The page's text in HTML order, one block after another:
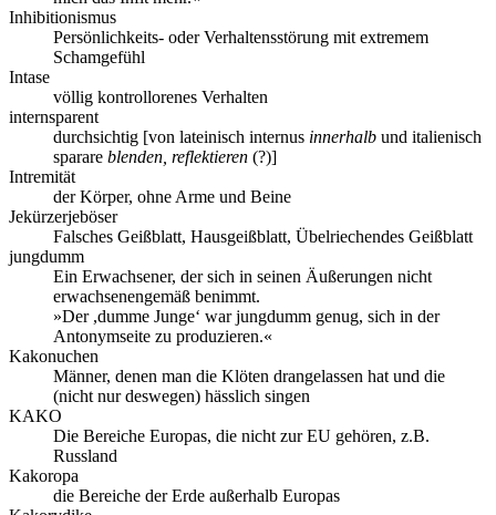
Inhibitionismus
Persönlichkeits- oder Verhaltensstörung mit extremem
Schamgefühl
Intase
völlig kontrollorenes Verhalten
internsparent
durchsichtig [von lateinisch internus innerhalb und italienisch
sparare blenden, reflektieren (?)]
Intremität
der Körper, ohne Arme und Beine
Jekürzerjeböser
Falsches Geißblatt, Hausgeißblatt, Übelriechendes Geißblatt
jungdumm
Ein Erwachsener, der sich in seinen Äußerungen nicht
erwachsenengemäß benimmt.
»Der ,dumme Junge‘ war jungdumm genug, sich in der
Antonymseite zu produzieren.«
Kakonuchen
Männer, denen man die Klöten drangelassen hat und die
(nicht nur deswegen) hässlich singen
KAKO
Die Bereiche Europas, die nicht zur EU gehören, z.B.
Russland
Kakoropa
die Bereiche der Erde außerhalb Europas